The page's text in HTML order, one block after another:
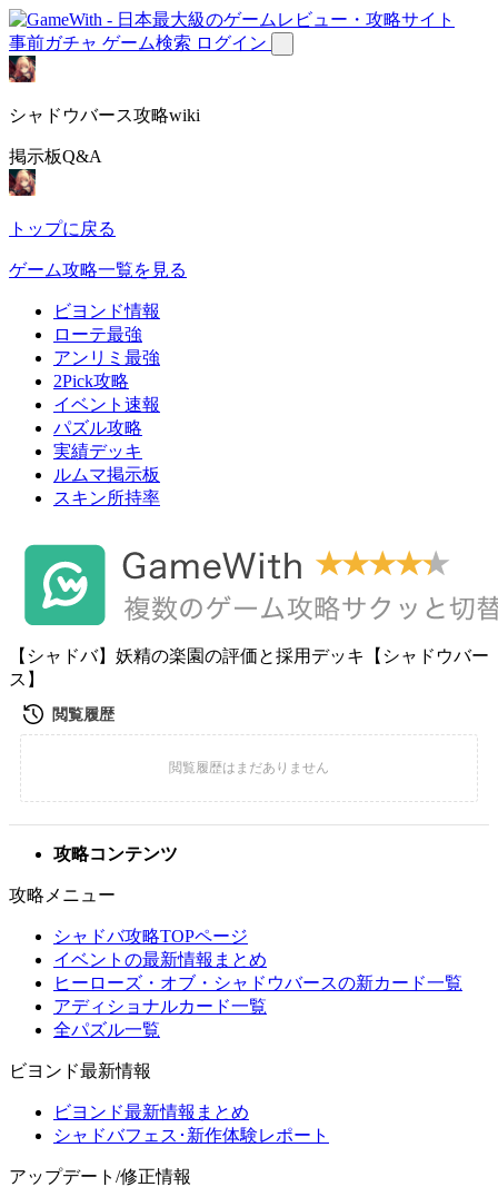
事前ガチャ ゲーム検索 ログイン
シャドウバース攻略wiki
掲示板Q&A
トップに戻る
ゲーム攻略一覧を見る
ビヨンド情報
ローテ最強
アンリミ最強
2Pick攻略
イベント速報
パズル攻略
実績デッキ
ルムマ掲示板
スキン所持率
【シャドバ】妖精の楽園の評価と採用デッキ【シャドウバー
ス】
攻略コンテンツ
攻略メニュー
シャドバ攻略TOPページ
イベントの最新情報まとめ
ヒーローズ・オブ・シャドウバースの新カード一覧
アディショナルカード一覧
全パズル一覧
ビヨンド最新情報
ビヨンド最新情報まとめ
シャドバフェス･新作体験レポート
アップデート/修正情報